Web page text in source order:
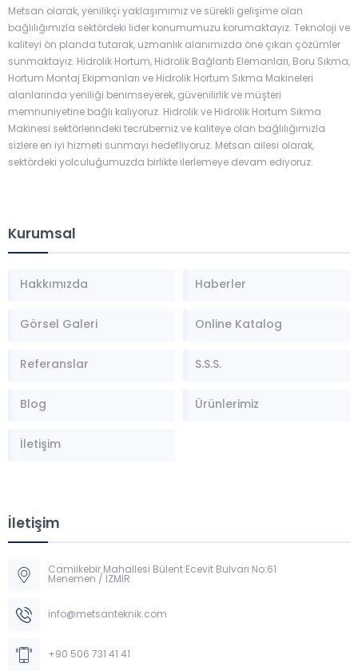
Metsan olarak, yenilikçi yaklaşımımız ve sürekli gelişime olan
bağlılığımızla sektördeki lider konumumuzu korumaktayız. Teknoloji ve
kaliteyi ön planda tutarak, uzmanlık alanımızda öne çıkan çözümler
sunmaktayız. Hidrolik Hortum, Hidrolik Bağlantı Elemanları, Boru Sıkma,
Hortum Montaj Ekipmanları ve Hidrolik Hortum Sıkma Makineleri
alanlarında yeniliği benimseyerek, güvenilirlik ve müşteri
memnuniyetine bağlı kalıyoruz. Hidrolik ve Hidrolik Hortum Sıkma
Makinesi sektörlerindeki tecrübemiz ve kaliteye olan bağlılığımızla
sizlere en iyi hizmeti sunmayı hedefliyoruz. Metsan ailesi olarak,
sektördeki yolculuğumuzda birlikte ilerlemeye devam ediyoruz.
Kurumsal
Hakkımızda Haberler
Görsel Galeri Online Katalog
Referanslar S.S.S.
Blog Ürünlerimiz
İletişim
İletişim
Camiikebir Mahallesi Bülent Ecevit Bulvarı No:61
Menemen / İZMİR
info@metsanteknik.com
+90 506 731 41 41